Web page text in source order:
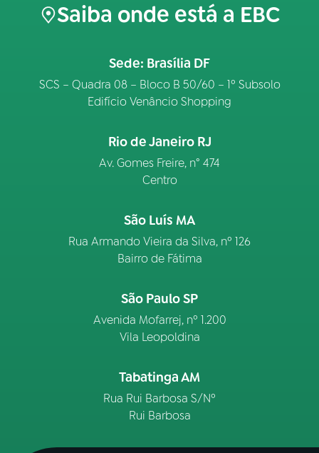
Saiba onde está a EBC
Sede: Brasília DF
SCS – Quadra 08 – Bloco B 50/60 – 1º Subsolo
Edifício Venâncio Shopping
Rio de Janeiro RJ
Av. Gomes Freire, n° 474
Centro
São Luís MA
Rua Armando Vieira da Silva, nº 126
Bairro de Fátima
São Paulo SP
Avenida Mofarrej, nº 1.200
Vila Leopoldina
Tabatinga AM
Rua Rui Barbosa S/Nº
Rui Barbosa